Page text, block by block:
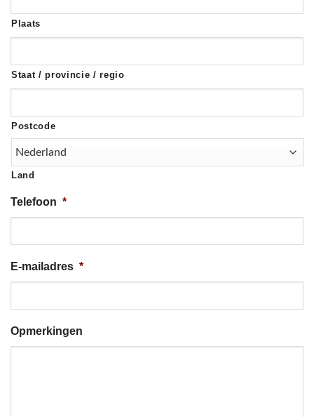
Plaats
Staat / provincie / regio
Postcode
Land
Telefoon *
E-mailadres *
Opmerkingen